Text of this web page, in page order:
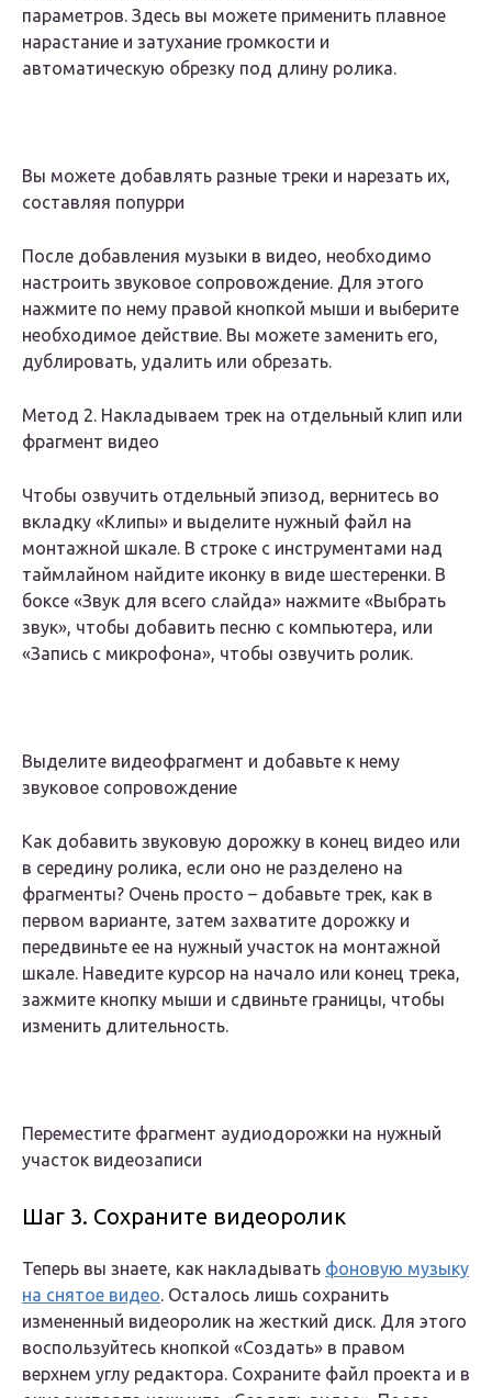
параметров. Здесь вы можете применить плавное
нарастание и затухание громкости и
автоматическую обрезку под длину ролика.
Вы можете добавлять разные треки и нарезать их,
составляя попурри
После добавления музыки в видео, необходимо
настроить звуковое сопровождение. Для этого
нажмите по нему правой кнопкой мыши и выберите
необходимое действие. Вы можете заменить его,
дублировать, удалить или обрезать.
Метод 2. Накладываем трек на отдельный клип или
фрагмент видео
Чтобы озвучить отдельный эпизод, вернитесь во
вкладку «Клипы» и выделите нужный файл на
монтажной шкале. В строке с инструментами над
таймлайном найдите иконку в виде шестеренки. В
боксе «Звук для всего слайда» нажмите «Выбрать
звук», чтобы добавить песню с компьютера, или
«Запись с микрофона», чтобы озвучить ролик.
Выделите видеофрагмент и добавьте к нему
звуковое сопровождение
Как добавить звуковую дорожку в конец видео или
в середину ролика, если оно не разделено на
фрагменты? Очень просто – добавьте трек, как в
первом варианте, затем захватите дорожку и
передвиньте ее на нужный участок на монтажной
шкале. Наведите курсор на начало или конец трека,
зажмите кнопку мыши и сдвиньте границы, чтобы
изменить длительность.
Переместите фрагмент аудиодорожки на нужный
участок видеозаписи
Шаг 3. Сохраните видеоролик
Теперь вы знаете, как накладывать фоновую музыку
на снятое видео. Осталось лишь сохранить
измененный видеоролик на жесткий диск. Для этого
воспользуйтесь кнопкой «Создать» в правом
верхнем углу редактора. Сохраните файл проекта и в